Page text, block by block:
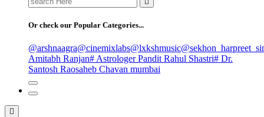
for:
Or check our Popular Categories...
@arshnaagra@cinemixlabs@lxkshmusic
Amitabh Ranjan# Astrologer Pandit Rahul Shastri# Dr.
Santosh Raosaheb Chavan mumbai